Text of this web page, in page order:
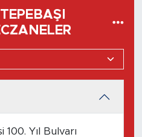
Yıl Bulvarı